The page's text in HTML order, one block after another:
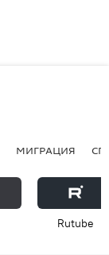
МИГРАЦИЯ
Rutube